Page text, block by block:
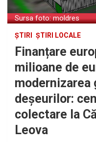
Sursa foto: moldres
ȘTIRI ȘTIRI LOCALE
Finanțare
milioane de
modernizarea
deșeurilor:
colectare la
Leova